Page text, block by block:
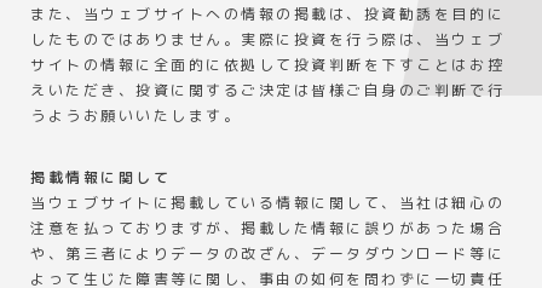
また、当ウェブサイトへの情報の掲載は、投資勧誘を目的に
したものではありません。実際に投資を行う際は、当ウェブ
サイトの情報に全面的に依拠して投資判断を下すことはお控
えいただき、投資に関するご決定は皆様ご自身のご判断で行
うようお願いいたします。
掲載情報に関して
当ウェブサイトに掲載している情報に関して、当社は細心の
注意を払っておりますが、掲載した情報に誤りがあった場合
や、第三者によりデータの改ざん、データダウンロード等に
よって生じた障害等に関し、事由の如何を問わずに一切責任